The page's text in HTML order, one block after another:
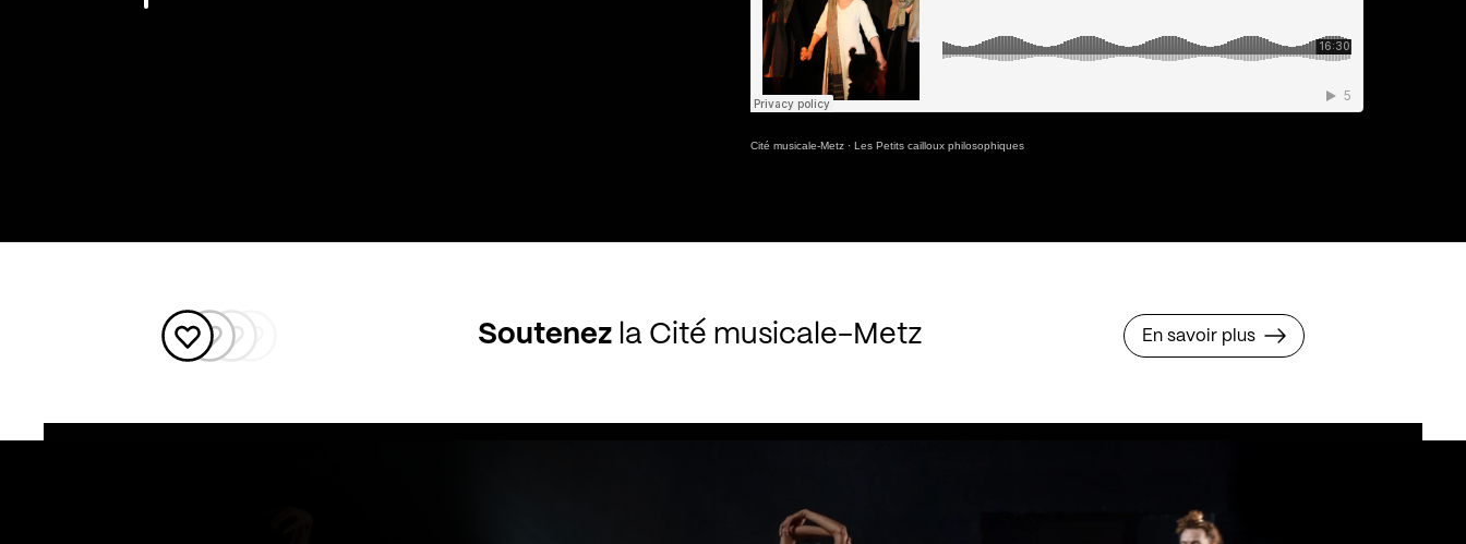
Cité musicale-Metz · Les Petits cailloux philosophiques
Soutenezla Cité musicale-Metz En savoir plus